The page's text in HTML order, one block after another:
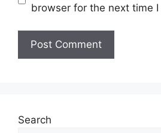
browser for the next time I
Search